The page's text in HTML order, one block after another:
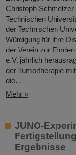
Christoph-
Technischen
der Technischen
Würdigung für ihre
der Verein zur
e.V. jährlich
der Tumortherapie
die…
Mehr »
JUNO-
Ergebnisse